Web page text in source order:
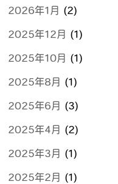
2026年1月 (2)
2025年12月 (1)
2025年10月 (1)
2025年8月 (1)
2025年6月 (3)
2025年4月 (2)
2025年3月 (1)
2025年2月 (1)